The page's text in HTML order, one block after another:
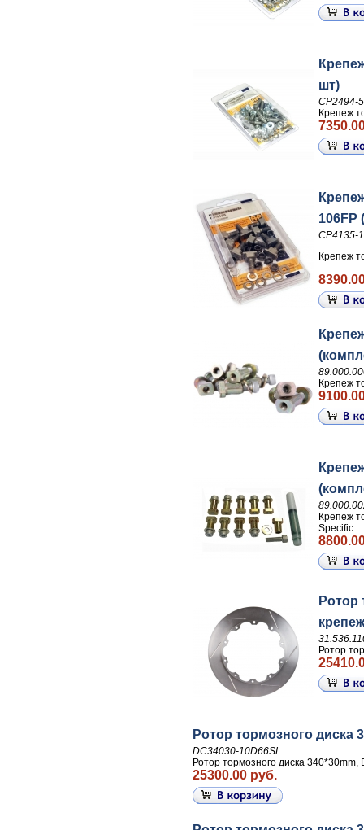
шт)
CP2494-
Крепеж
106FP
CP4135-
Крепеж
Крепеж
Крепеж
Specific
Ротор
крепеж
Ротор
Ротор тормозного диска
DC34030-10D66SL
Ротор тормозного диска
25300.00 руб.